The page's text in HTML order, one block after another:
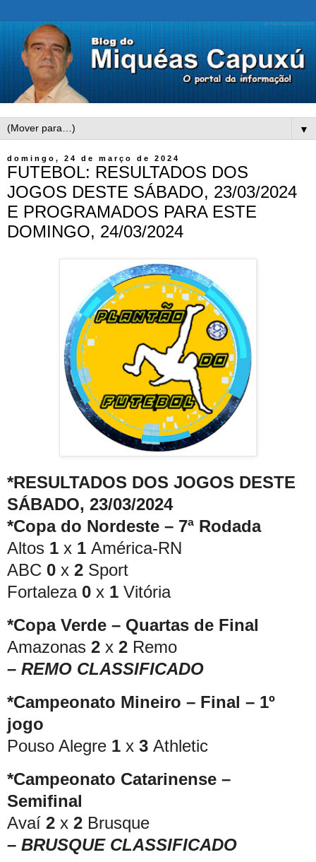
▼
domingo, 24 de março de 2024
FUTEBOL: RESULTADOS DOS
JOGOS DESTE SÁBADO, 23/03/2024
E PROGRAMADOS PARA ESTE
DOMINGO, 24/03/2024
*RESULTADOS DOS JOGOS DESTE
SÁBADO, 23/03/2024
*Copa do Nordeste – 7ª Rodada
Altos 1 x 1 América-RN
ABC 0 x 2 Sport
Fortaleza 0 x 1 Vitória
*Copa Verde – Quartas de Final
Amazonas 2 x 2 Remo
– REMO CLASSIFICADO
*Campeonato Mineiro – Final – 1º
jogo
Pouso Alegre 1 x 3 Athletic
*Campeonato Catarinense –
Semifinal
Avaí 2 x 2 Brusque
– BRUSQUE CLASSIFICADO